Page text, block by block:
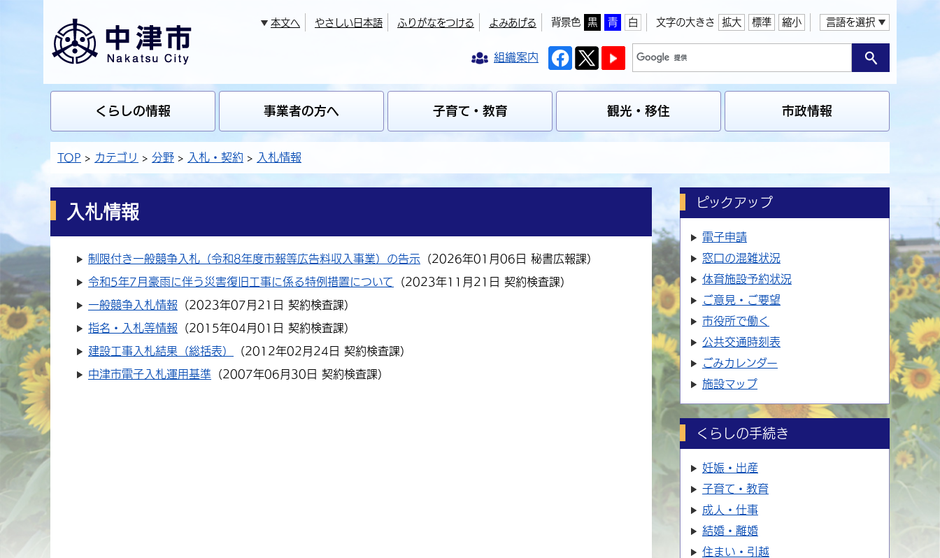
本文へ やさしい日本語 ふりがなをつける よみあげる 背景色 黒 青 白 文字の大きさ 拡大 標準 縮小 言語を選択
組織案内
くらしの情報 事業者の方へ 子育て・教育 観光・移住 市政情報
TOP カテゴリ 分野 入札・契約 入札情報
入札情報
制限付き一般競争入札（令和8年度市報等広告料収入事業）の告示 （2026年01月06日 秘書広報課）
令和5年7月豪雨に伴う災害復旧工事に係る特例措置について （2023年11月21日 契約検査課）
一般競争入札情報 （2023年07月21日 契約検査課）
指名・入札等情報 （2015年04月01日 契約検査課）
建設工事入札結果（総括表） （2012年02月24日 契約検査課）
中津市電子入札運用基準 （2007年06月30日 契約検査課）
ピックアップ
電子申請
窓口の混雑状況
体育施設予約状況
ご意見・ご要望
市役所で働く
公共交通時刻表
ごみカレンダー
施設マップ
くらしの手続き
妊娠・出産
子育て・教育
成人・仕事
結婚・離婚
住まい・引越